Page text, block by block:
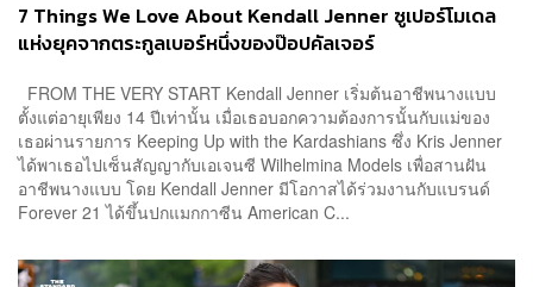
7 Things We Love About Kendall Jenner ซูเปอร์โมเดล
แห่งยุคจากตระกูลเบอร์หนึ่งของป๊อปคัลเจอร์
FROM THE VERY START Kendall Jenner เริ่มต้นอาชีพนางแบบ
ตั้งแต่อายุเพียง 14 ปีเท่านั้น เมื่อเธอบอกความต้องการนั้นกับแม่ของ
เธอผ่านรายการ Keeping Up with the Kardashians ซึ่ง Kris Jenner
ได้พาเธอไปเซ็นสัญญากับเอเจนซี Wilhelmina Models เพื่อสานฝัน
อาชีพนางแบบ โดย Kendall Jenner มีโอกาสได้ร่วมงานกับแบรนด์
Forever 21 ได้ขึ้นปกแมกกาซีน American C...